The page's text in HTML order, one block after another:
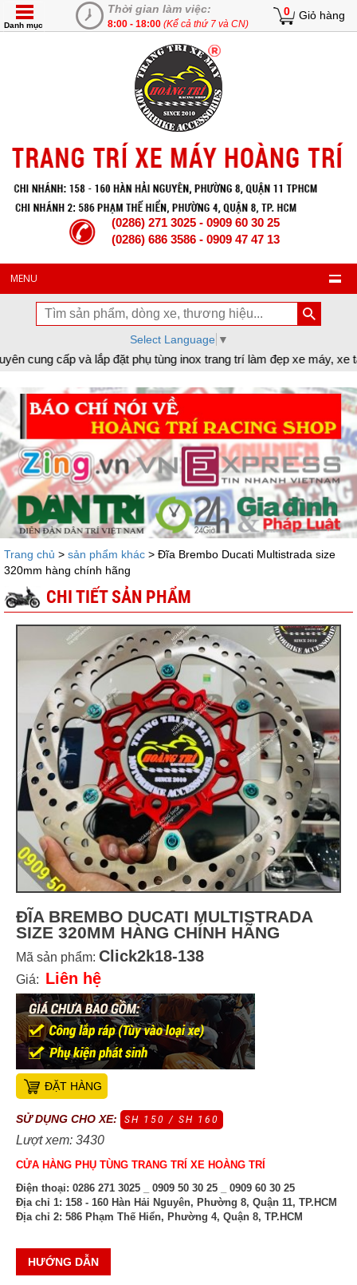
Thời gian làm việc:
8:00 - 18:00 (Kể cả thứ 7 và CN)
0 Giỏ hàng
Danh mục
(0286) 271 3025 - 0909 60 30 25
(0286) 686 3586 - 0909 47 47 13
MENU
Select Language ▼
tùng inox trang trí làm đẹp xe máy, xe tay ga đời mới, tân
Trang chủ > sản phẩm khác > Đĩa Brembo Ducati Multistrada size
320mm hàng chính hãng
CHI TIẾT SẢN PHẨM
ĐĨA BREMBO DUCATI MULTISTRADA
SIZE 320MM HÀNG CHÍNH HÃNG
Mã sản phẩm: Click2k18-138
Giá: Liên hệ
ĐẶT HÀNG
SỬ DỤNG CHO XE: SH 150 / SH 160
Lượt xem: 3430
CỬA HÀNG PHỤ TÙNG TRANG TRÍ XE HOÀNG TRÍ
Điện thoại: 0286 271 3025 _ 0909 50 30 25 _ 0909 60 30 25
Địa chỉ 1: 158 - 160 Hàn Hải Nguyên, Phường 8, Quận 11, TP.HCM
Địa chỉ 2: 586 Phạm Thế Hiển, Phường 4, Quận 8, TP.HCM
HƯỚNG DẪN